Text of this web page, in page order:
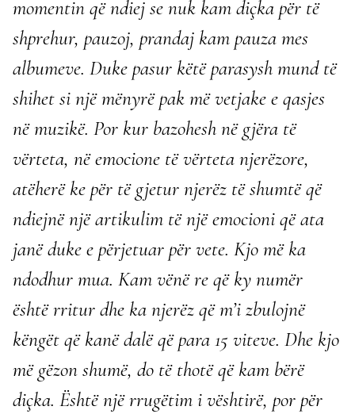
momentin që ndiej se nuk kam diçka për të
shprehur, pauzoj, prandaj kam pauza mes
albumeve. Duke pasur këtë parasysh mund të
shihet si një mënyrë pak më vetjake e qasjes
në muzikë. Por kur bazohesh në gjëra të
vërteta, në emocione të vërteta njerëzore,
atëherë ke për të gjetur njerëz të shumtë që
ndiejnë një artikulim të një emocioni që ata
janë duke e përjetuar për vete. Kjo më ka
ndodhur mua. Kam vënë re që ky numër
është rritur dhe ka njerëz që m’i zbulojnë
këngët që kanë dalë që para 15 viteve. Dhe kjo
më gëzon shumë, do të thotë që kam bërë
diçka. Është një rrugëtim i vështirë, por për